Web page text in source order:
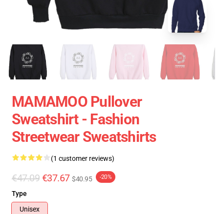
MAMAMOO Pullover
Sweatshirt - Fashion
Streetwear Sweatshirts
(1 customer reviews)
€47.09 €37.67 $40.95 -20%
Type
Unisex